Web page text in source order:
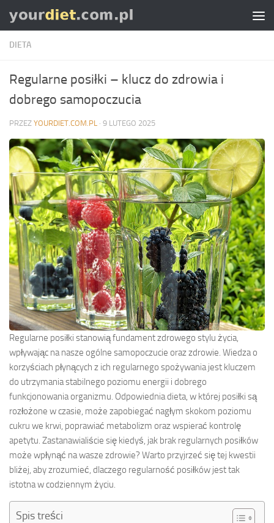
Skip to content
DIETA
Regularne posiłki – klucz do zdrowia i
dobrego samopoczucia
PRZEZ YOURDIET.COM.PL · 9 LUTEGO 2025
Regularne posiłki stanowią fundament zdrowego stylu życia,
wpływając na nasze ogólne samopoczucie oraz zdrowie. Wiedza o
korzyściach płynących z ich regularnego spożywania jest kluczem
do utrzymania stabilnego poziomu energii i dobrego
funkcjonowania organizmu. Odpowiednia dieta, w której posiłki są
rozłożone w czasie, może zapobiegać nagłym skokom poziomu
cukru we krwi, poprawiać metabolizm oraz wspierać kontrolę
apetytu. Zastanawialiście się kiedyś, jak brak regularnych posiłków
może wpłynąć na wasze zdrowie? Warto przyjrzeć się tej kwestii
bliżej, aby zrozumieć, dlaczego regularność posiłków jest tak
istotna w codziennym życiu.
Spis treści